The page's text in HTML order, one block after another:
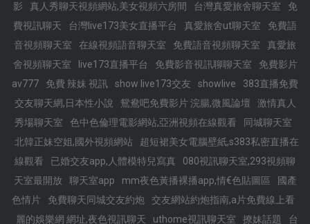
影
真人秀聊天視頻網站,美女視頻六房間 台灣真愛旅舍聊天室
免
費視訊聊天
台灣live173美女直播平台 真愛旅舍ut聊天室
免費語
音視頻聊天室
在線視頻語音聊天室 免費語音視頻聊天室
真愛旅
舍視頻聊天室
live173直播平台 免費影音視訊聊聊天室
免費影片
av777
免費 辣妹 視訊 show live173交友 showlive
383直播免費
交友聊天網,日本性小說
鴛鴦吧免費影片 浣腸,微風論壇
激情真人
秀場聊天室
色中色倫理電影網站,亞洲視頻在線觀看
同城聊天室
北韓正妹空姐,國外視頻網站
超短裙美女電腦壁紙,s383私密直播在
線觀看
已婚交友app,人體模特兒寫真
080視訊聊天室,293視頻聊
天室最開放
聊天室app mm夜色黃播裸播app,情€色貼圖區
國產
色情片
免費聊天同城交友約炮
交友網站約炮指南,a片免費線上看
麗的娛樂網 網址,夜色視訊聊天
uthome視訊聊天室 撩妹話題 台